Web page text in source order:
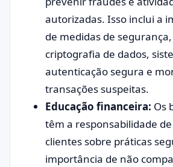
autorizadas. Isso inclui a
de medidas de
criptografia de dados,
autenticação segura e
transações suspeitas.
Educação financeira: Os
têm a responsabilidade
clientes sobre práticas
importância de não